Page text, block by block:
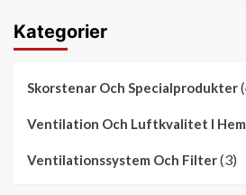
Kategorier
Skorstenar Och Specialprodukter
Ventilation Och Luftkvalitet I
Ventilationssystem Och Filter(3)